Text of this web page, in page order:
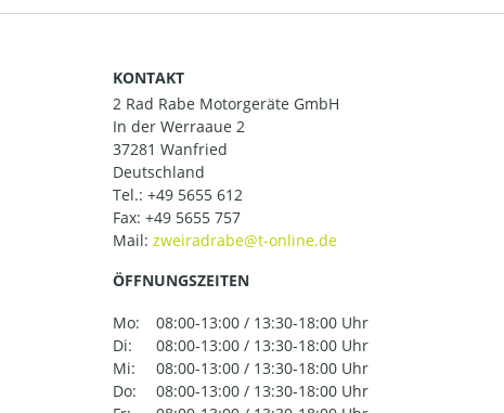
KONTAKT
2 Rad Rabe Motorgeräte GmbH
In der Werraaue 2
37281 Wanfried
Deutschland
Tel.: +49 5655 612
Fax: +49 5655 757
Mail:
ÖFFNUNGSZEITEN
Mo:
08:00-13:00 / 13:30-18:00 Uhr
Di:
08:00-13:00 / 13:30-18:00 Uhr
Mi:
08:00-13:00 / 13:30-18:00 Uhr
Do:
08:00-13:00 / 13:30-18:00 Uhr